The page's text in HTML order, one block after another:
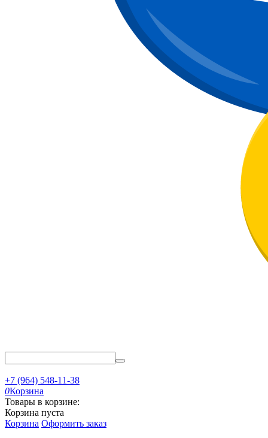
+7 (964) 548-11-38
0Корзина
Товары в корзине:
Корзина пуста
Корзина Оформить заказ